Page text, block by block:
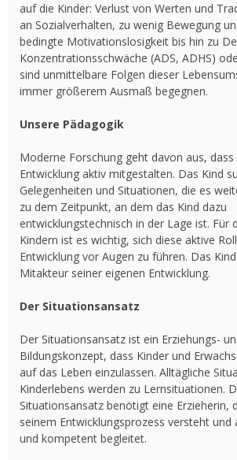
auf die Kinder: Verlust von Werten und
an Sozialverhalten, zu wenig Bewegung
bedingte Motivationslosigkeit bis hin zu
Konzentrationsschwäche (ADS, ADHS)
sind unmittelbare Folgen dieser
immer größerem Ausmaß begegnen.
Unsere Pädagogik
Moderne Forschung geht davon aus, dass
Entwicklung aktiv mitgestalten. Das Kind
Gelegenheiten und Situationen, die es
zu dem Zeitpunkt, an dem das Kind dazu
entwicklungstechnisch in der Lage ist. Für
Kindern ist es wichtig, sich diese aktive
Entwicklung vor Augen zu führen. Das
Mitakteur seiner eigenen Entwicklung.
Der Situationsansatz
Der Situationsansatz ist ein Erziehungs-
Bildungskonzept, dass Kinder und
auf das Leben einzulassen. Alltägliche
Kinderlebens werden zu Lernsituationen.
Situationsansatz benötigt eine Erzieherin,
seinem Entwicklungsprozess versteht
und kompetent begleitet.